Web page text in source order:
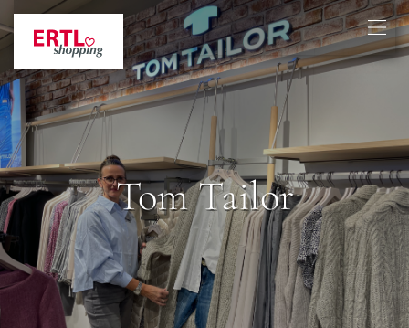
Tom Tailor